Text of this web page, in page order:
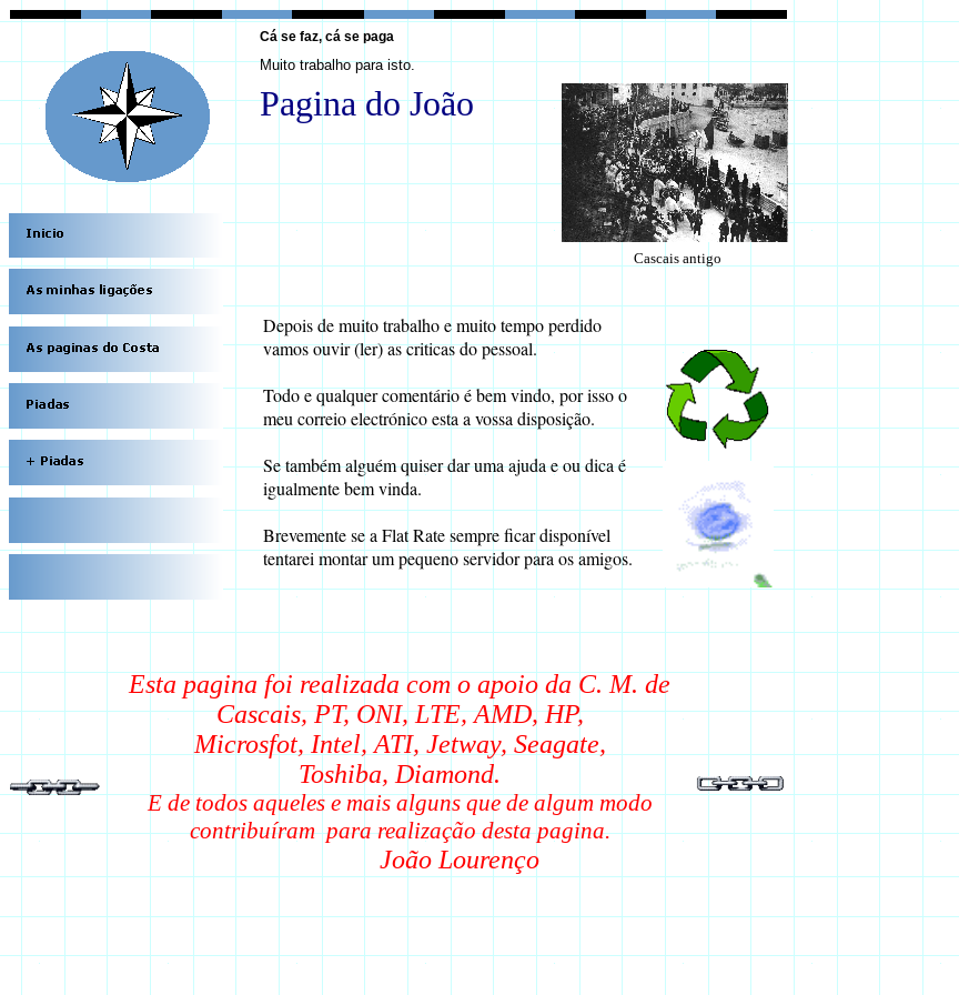
Cá se faz, cá se paga
Muito trabalho para isto.
Pagina do João
Depois de muito trabalho e muito tempo perdido
vamos ouvir (ler) as criticas do pessoal.
Todo e qualquer comentário é bem vindo, por isso o
meu correio electrónico esta a vossa disposição.
Se também alguém quiser dar uma ajuda e ou dica é
igualmente bem vinda.
Brevemente se a Flat Rate sempre ficar disponível
tentarei montar um pequeno servidor para os amigos.
Esta pagina foi realizada com o apoio da C. M. de
Cascais, PT, ONI, LTE, AMD, HP,
Microsfot, Intel, ATI, Jetway, Seagate,
Toshiba, Diamond.
E de todos aqueles e mais alguns que de algum modo
contribuíram para realização desta pagina.
João Lourenço
Cascais antigo